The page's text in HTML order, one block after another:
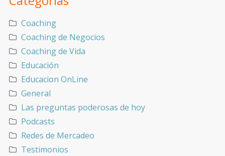
Coaching
Coaching de Negocios
Coaching de Vida
Educación
Educacion OnLine
General
Las preguntas poderosas de hoy
Podcasts
Redes de Mercadeo
Testimonios